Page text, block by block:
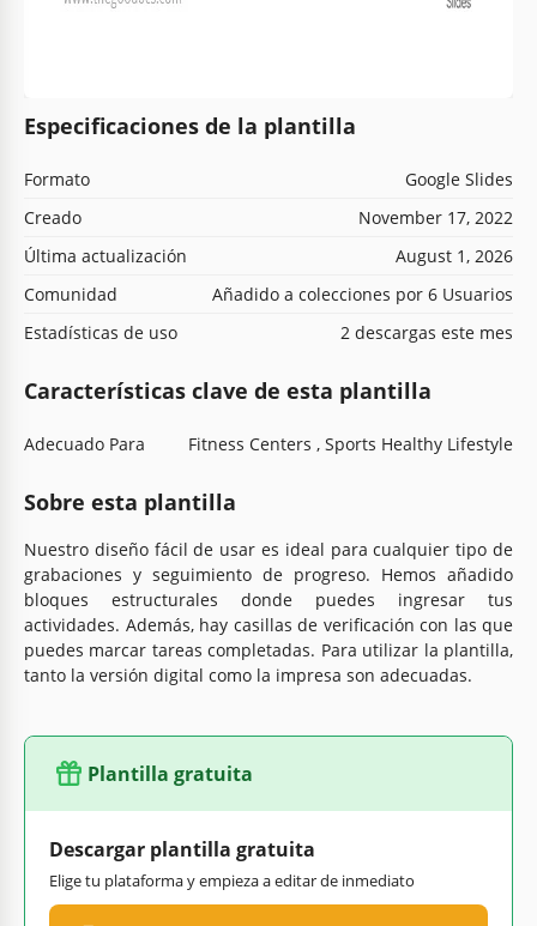
Especificaciones de la plantilla
Formato
Google Slides
Creado
November 17, 2022
Última actualización
August 1, 2026
Comunidad
Añadido a colecciones por 6 Usuarios
Estadísticas de uso
2 descargas este mes
Características clave de esta plantilla
Adecuado Para Fitness Centers , Sports Healthy Lifestyle
Sobre esta plantilla
Nuestro diseño fácil de usar es ideal para cualquier tipo de
grabaciones y seguimiento de progreso. Hemos añadido
bloques estructurales donde puedes ingresar tus
actividades. Además, hay casillas de verificación con las que
puedes marcar tareas completadas. Para utilizar la plantilla,
tanto la versión digital como la impresa son adecuadas.
Plantilla gratuita
Descargar plantilla gratuita
Elige tu plataforma y empieza a editar de inmediato